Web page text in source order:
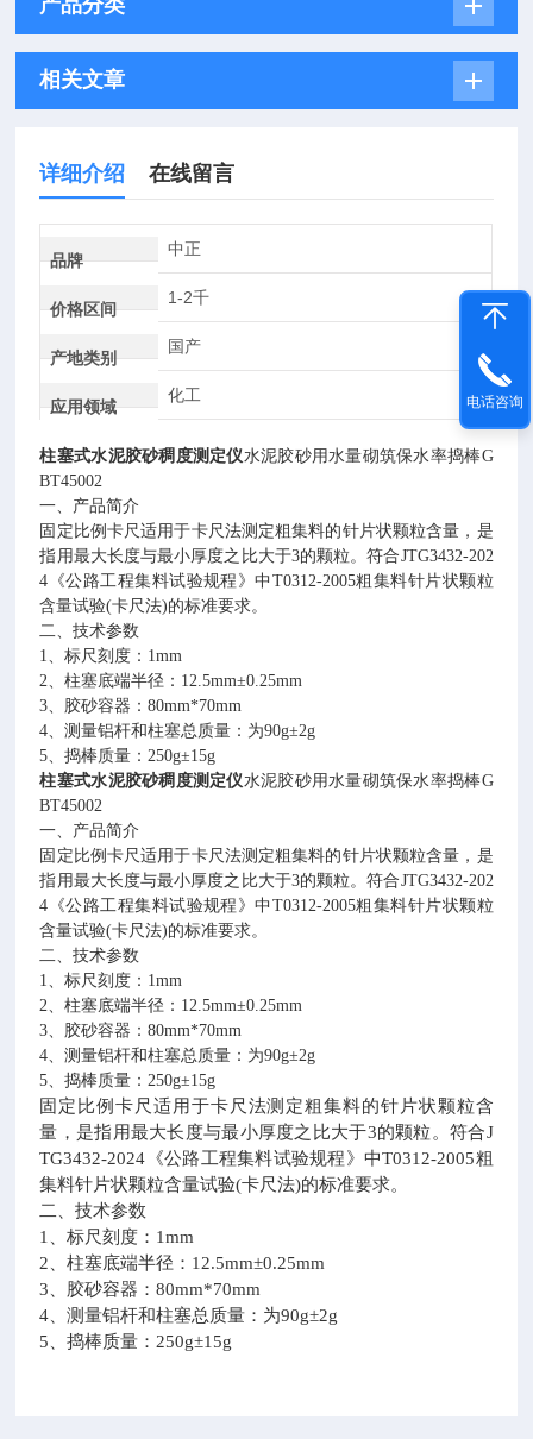
产品分类
相关文章
详细介绍 在线留言
品牌
中正
价格区间
1-2千
产地类别
国产
应用领域
化工
柱塞式水泥胶砂稠度测定仪水泥胶砂用水量砌筑保水率捣棒G
BT45002
一、产品简介
固定比例卡尺适用于卡尺法测定粗集料的针片状颗粒含量，是
指用最大长度与最小厚度之比大于3的颗粒。符合JTG3432-202
4 《公路工程集料试验规程》中 T0312-2005粗集料针片状颗粒
含量试验(卡尺法)的标准要求。
二、技术参数
1、标尺刻度： 1mm
2、柱塞底端半径： 12.5mm±0.25mm
3、胶砂容器：80mm*70mm
4、测量铝杆和柱塞总质量：为90g±2g
5、捣棒质量：250g±15g
柱塞式水泥胶砂稠度测定仪水泥胶砂用水量砌筑保水率捣棒G
BT45002
一、产品简介
固定比例卡尺适用于卡尺法测定粗集料的针片状颗粒含量，是
指用最大长度与最小厚度之比大于3的颗粒。符合JTG3432-202
4 《公路工程集料试验规程》中 T0312-2005粗集料针片状颗粒
含量试验(卡尺法)的标准要求。
二、技术参数
1、标尺刻度： 1mm
2、柱塞底端半径： 12.5mm±0.25mm
3、胶砂容器：80mm*70mm
4、测量铝杆和柱塞总质量：为90g±2g
5、捣棒质量：250g±15g
固定比例卡尺适用于卡尺法测定粗集料的针片状颗粒含
量，是指用最大长度与最小厚度之比大于3的颗粒。符合J
TG3432-2024《公路工程集料试验规程》中T0312-2005粗
集料针片状颗粒含量试验(卡尺法)的标准要求。
二、技术参数
1
、标尺刻度：1mm
2 、柱塞底端半径：12.5mm±0.25mm
3 、胶砂容器：80mm*70mm
4 、测量铝杆和柱塞总质量：为90g±2g
5 、捣棒质量：250g±15g
电话咨询